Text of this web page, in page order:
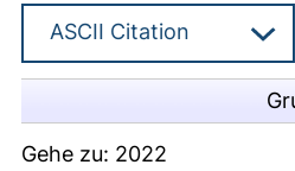
Gehe zu: 2022